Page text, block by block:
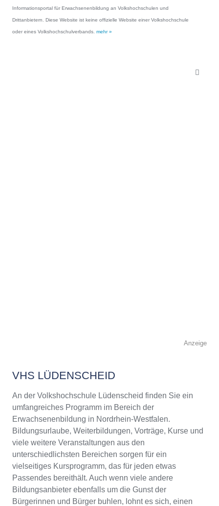
Informationsportal für Erwachsenenbildung an Volkshochschulen und
Drittanbietern. Diese Website ist keine offizielle Website einer Volkshochschule
oder eines Volkshochschulverbands. mehr »
Anzeige
VHS LÜDENSCHEID
An der Volkshochschule Lüdenscheid finden Sie ein
umfangreiches Programm im Bereich der
Erwachsenenbildung in Nordrhein-Westfalen.
Bildungsurlaube, Weiterbildungen, Vorträge, Kurse und
viele weitere Veranstaltungen aus den
unterschiedlichsten Bereichen sorgen für ein
vielseitiges Kursprogramm, das für jeden etwas
Passendes bereithält. Auch wenn viele andere
Bildungsanbieter ebenfalls um die Gunst der
Bürgerinnen und Bürger buhlen, lohnt es sich, einen